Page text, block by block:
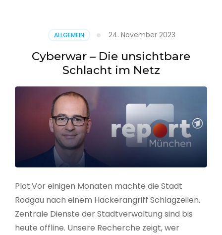
ALLGEMEIN 24. November 2023
Cyberwar – Die unsichtbare
Schlacht im Netz
Plot:Vor einigen Monaten machte die Stadt
Rodgau nach einem Hackerangriff Schlagzeilen.
Zentrale Dienste der Stadtverwaltung sind bis
heute offline. Unsere Recherche zeigt, wer